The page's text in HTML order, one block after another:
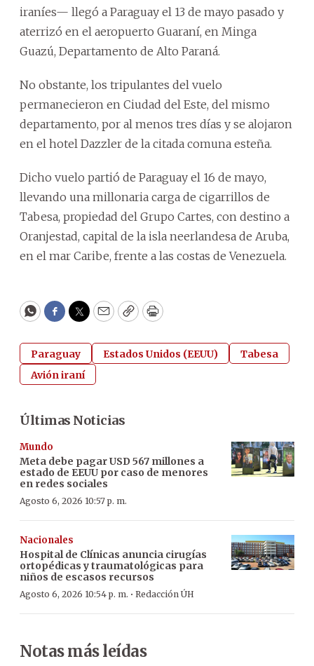
iraníes— llegó a Paraguay el 13 de mayo pasado y
aterrizó en el aeropuerto Guaraní, en Minga
Guazú, Departamento de Alto Paraná.
No obstante, los tripulantes del vuelo
permanecieron en Ciudad del Este, del mismo
departamento, por al menos tres días y se alojaron
en el hotel Dazzler de la citada comuna esteña.
Dicho vuelo partió de Paraguay el 16 de mayo,
llevando una millonaria carga de cigarrillos de
Tabesa, propiedad del Grupo Cartes, con destino a
Oranjestad, capital de la isla neerlandesa de Aruba,
en el mar Caribe, frente a las costas de Venezuela.
WhatsApp
Facebook
Twitter
EmailCopyPrint
Paraguay Estados Unidos (EEUU)
Tabesa
Avión iraní
Últimas Noticias
Mundo
Meta debe pagar USD 567 millones a
estado de EEUU por caso de menores
en redes sociales
Agosto 6, 2026 10:57 p. m.
Nacionales
Hospital de Clínicas anuncia cirugías
ortopédicas y traumatológicas para
niños de escasos recursos
Agosto 6, 2026 10:54 p. m. · Redacción ÚH
Notas más leídas